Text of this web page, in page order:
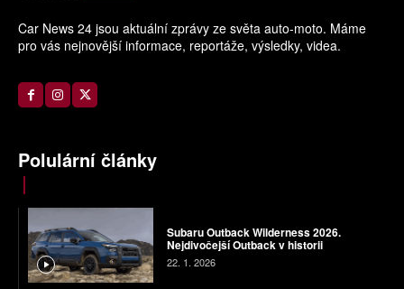
Car News 24 jsou aktuální zprávy ze světa auto-moto. Máme
pro vás nejnovější informace, reportáže, výsledky, videa.
Polulární články
Subaru Outback Wilderness 2026.
Nejdivočejší Outback v historii
22. 1. 2026